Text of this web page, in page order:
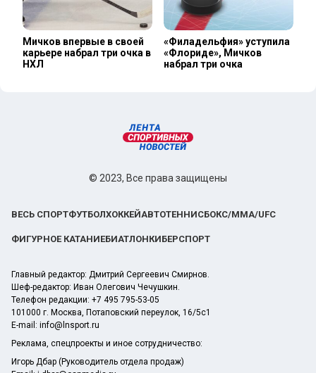
Мичков впервые в своей
карьере набрал три очка в
НХЛ
«Филадельфия» уступила
«Флориде», Мичков
набрал три очка
© 2023, Все права защищены
ВЕСЬ СПОРТФУТБОЛХОККЕЙАВТОТЕННИСБОКС/ММА/UFC
ФИГУРНОЕ КАТАНИЕБИАТЛОНКИБЕРСПОРТ
Главный редактор: Дмитрий Сергеевич Смирнов.
Шеф-редактор: Иван Олегович Чечушкин.
Телефон редакции: +7 495 795-53-05
101000 г. Москва, Потаповский переулок, 16/5с1
E-mail: info@lnsport.ru
Реклама, спецпроекты и иное сотрудничество:
Игорь Дбар (Руководитель отдела продаж)